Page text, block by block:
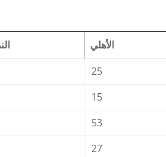
الأهلي
25
15
53
27